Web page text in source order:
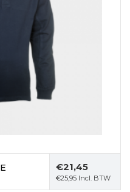
€21,45
€25,95 Incl. BTW